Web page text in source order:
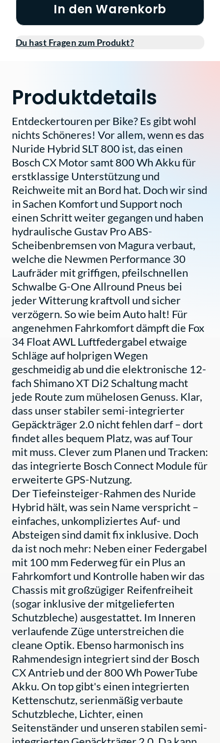
In den Warenkorb
Du hast Fragen zum Produkt?
Produktdetails
Entdeckertouren per Bike? Es gibt wohl
nichts Schöneres! Vor allem, wenn es das
Nuride Hybrid SLT 800 ist, das einen
Bosch CX Motor samt 800 Wh Akku für
erstklassige Unterstützung und
Reichweite mit an Bord hat. Doch wir sind
in Sachen Komfort und Support noch
einen Schritt weiter gegangen und haben
hydraulische Gustav Pro ABS-
Scheibenbremsen von Magura verbaut,
welche die Newmen Performance 30
Laufräder mit griffigen, pfeilschnellen
Schwalbe G-One Allround Pneus bei
jeder Witterung kraftvoll und sicher
verzögern. So wie beim Auto halt! Für
angenehmen Fahrkomfort dämpft die Fox
34 Float AWL Luftfedergabel etwaige
Schläge auf holprigen Wegen
geschmeidig ab und die elektronische 12-
fach Shimano XT Di2 Schaltung macht
jede Route zum mühelosen Genuss. Klar,
dass unser stabiler semi-integrierter
Gepäckträger 2.0 nicht fehlen darf – dort
findet alles bequem Platz, was auf Tour
mit muss. Clever zum Planen und Tracken:
das integrierte Bosch Connect Module für
erweiterte GPS-Nutzung.
Der Tiefeinsteiger-Rahmen des Nuride
Hybrid hält, was sein Name verspricht –
einfaches, unkompliziertes Auf- und
Absteigen sind damit fix inklusive. Doch
da ist noch mehr: Neben einer Federgabel
mit 100 mm Federweg für ein Plus an
Fahrkomfort und Kontrolle haben wir das
Chassis mit großzügiger Reifenfreiheit
(sogar inklusive der mitgelieferten
Schutzbleche) ausgestattet. Im Inneren
verlaufende Züge unterstreichen die
cleane Optik. Ebenso harmonisch ins
Rahmendesign integriert sind der Bosch
CX Antrieb und der 800 Wh PowerTube
Akku. On top gibt's einen integrierten
Kettenschutz, serienmäßig verbaute
Schutzbleche, Lichter, einen
Seitenständer und unseren stabilen semi-